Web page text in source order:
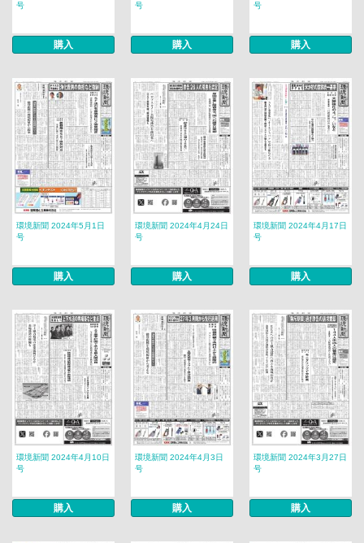
号
購入
号
購入
号
購入
環境新聞 2024年5月1日
号
購入
環境新聞 2024年4月24日
号
購入
環境新聞 2024年4月17日
号
購入
環境新聞 2024年4月10日
号
購入
環境新聞 2024年4月3日
号
購入
環境新聞 2024年3月27日
号
購入